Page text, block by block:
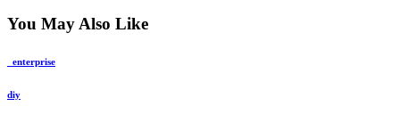
You May Also Like
_enterprise
diy